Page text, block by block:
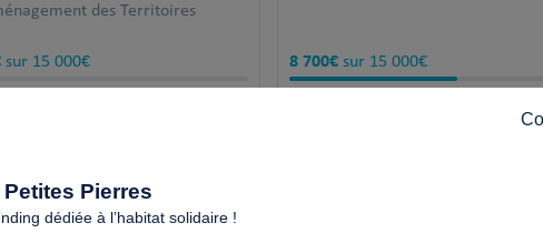
des Territoires
sur 15 000€ 8 700€sur 15 000€
Pierres
dédiée à l’habitat solidaire !